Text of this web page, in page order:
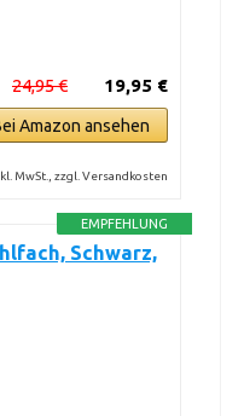
19,95 €
24,95 €
Amazon ansehen
MwSt., zzgl. Versandkosten
EMPFEHLUNG
Schwarz,